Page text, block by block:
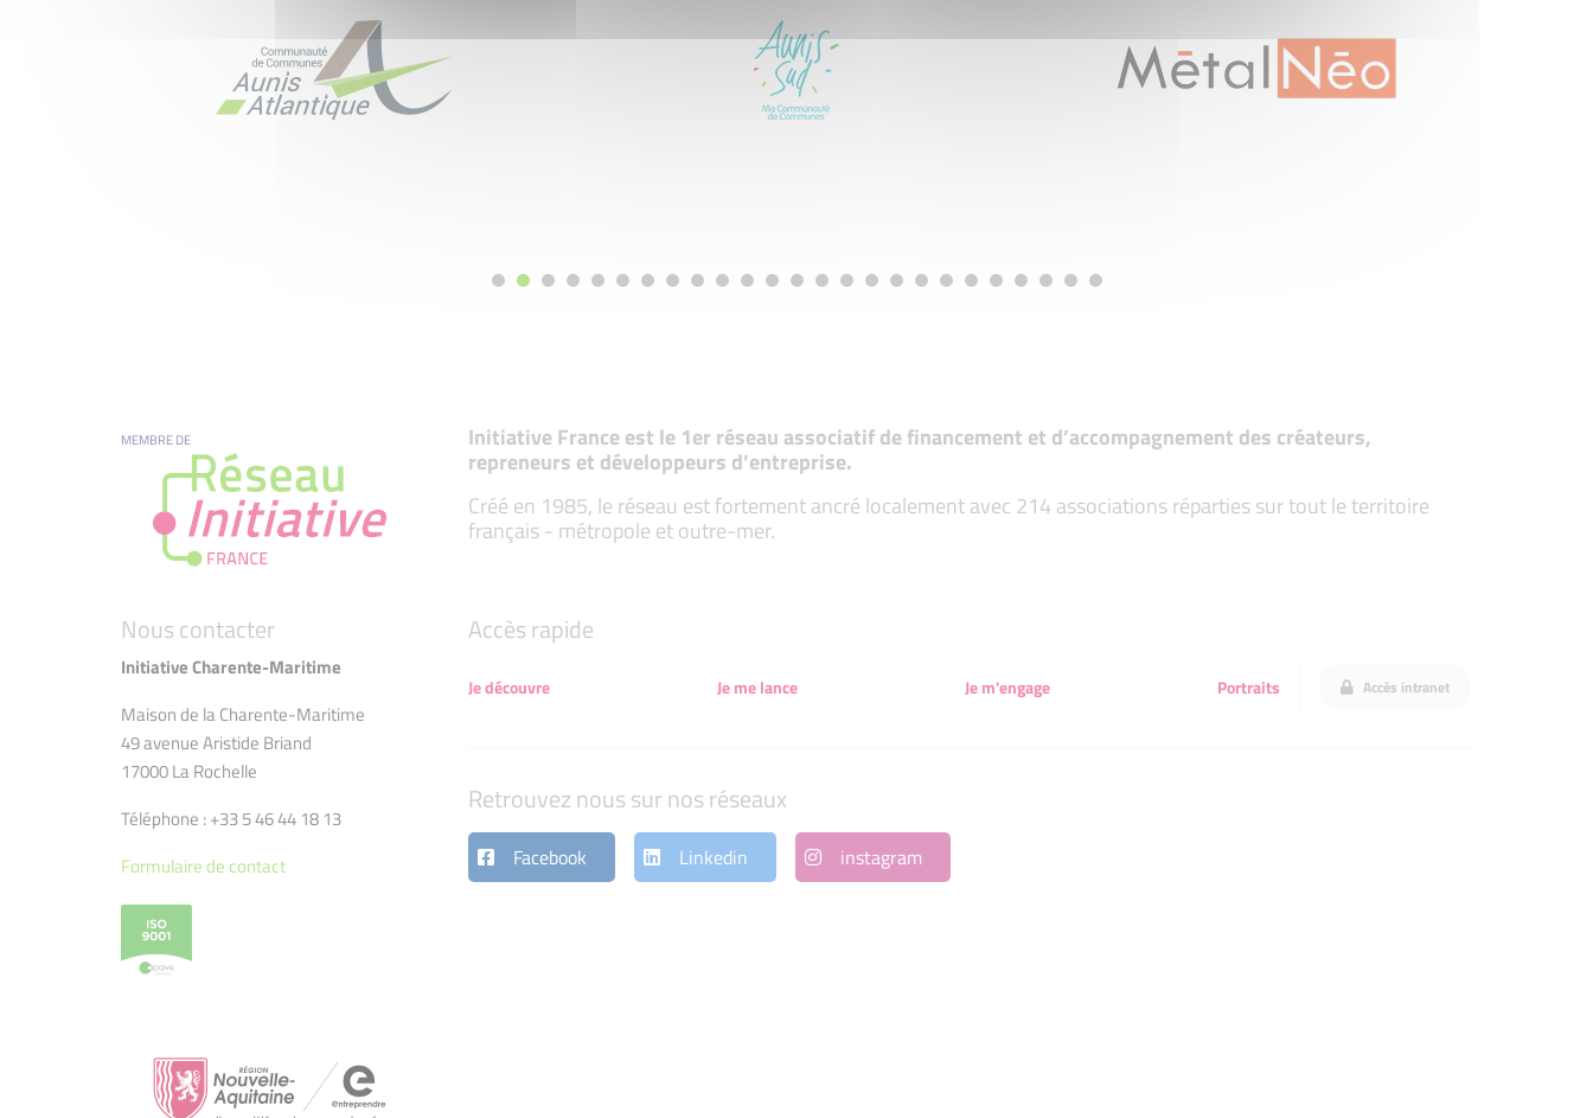
MEMBRE DE Initiative France est le 1er réseau associatif de financement et d’accompagnement des créateurs,
repreneurs et développeurs d’entreprise.
Créé en 1985, le réseau est fortement ancré localement avec 214 associations réparties sur tout le territoire
français - métropole et outre-mer.
Nous contacter
Initiative Charente-Maritime
Maison de la Charente-Maritime
49 avenue Aristide Briand
17000 La Rochelle
Téléphone : +33 5 46 44 18 13
Formulaire de contact
Accès rapide
Je découvre Je me lance Je m'engage Portraits Accès intranet
Retrouvez nous sur nos réseaux
Facebook Linkedin instagram